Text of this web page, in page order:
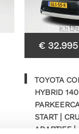
€ 32.995
TOYOTA
HYBRID
START |
ADAPTIEF |